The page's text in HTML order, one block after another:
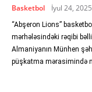
Basketbol
İyul 24, 2025
“Abşeron Lions”
mərhələsindəki rəqibi
Almaniyanın Münhen
püşkatma mərasimində